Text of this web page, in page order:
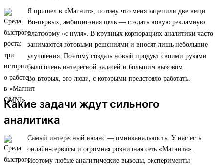
Я пришел в «Магнит», потому что меня зацепили две вещи.
Во-первых, амбициозная цель — создать новую рекламную
платформу «с нуля». В крупных корпорациях аналитики часто
занимаются готовыми решениями и вносят лишь небольшие
улучшения. Поэтому создать новый продукт своими руками
было очень интересной задачей и большим вызовом.
Во-вторых, это люди, с которыми предстояло работать.
Какие задачи ждут сильного
аналитика
Самый интересный нюанс — омниканальность. У нас есть
онлайн-сервисы и огромная розничная сеть «Магнита».
Поэтому любые аналитические выводы, эксперименты